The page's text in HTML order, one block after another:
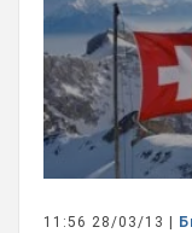
11:56 28/03/13 |